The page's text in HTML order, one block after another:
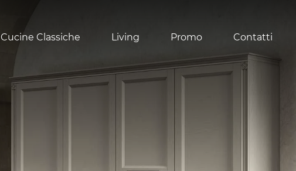
Cucine Classiche Living Promo Contatti